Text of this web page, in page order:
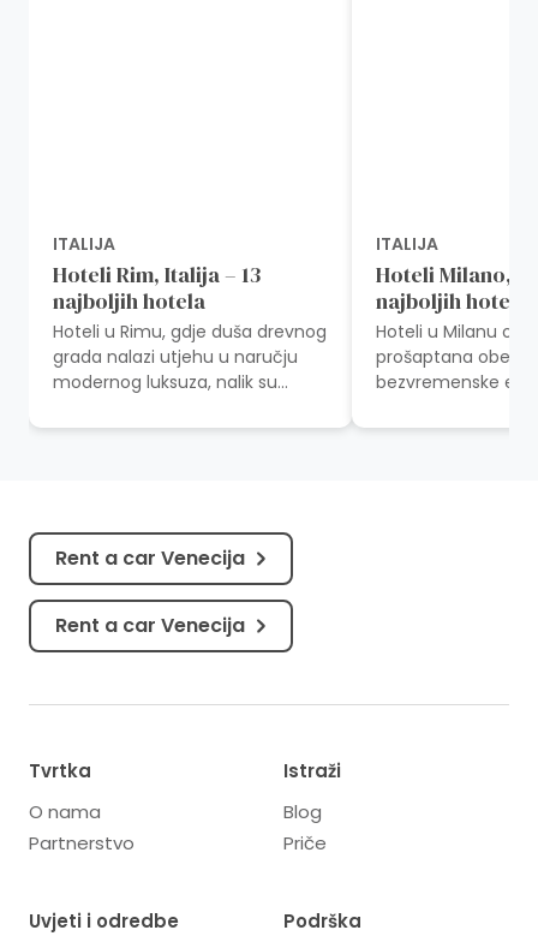
ITALIJA
Hoteli Rim, Italija – 13
najboljih hotela
Hoteli u Rimu, gdje duša drevnog
grada nalazi utjehu u naručju
modernog luksuza, nalik su
kamen. Gdje putnici postaju
ITALIJA
Hoteli Milano,
najboljih hotela
Hoteli u Milanu
prošaptana
bezvremenske
povijest,
Rent a car Venecija
Rent a car Venecija
Tvrtka
O nama
Partnerstvo
Istraži
Blog
Priče
Uvjeti i odredbe Podrška